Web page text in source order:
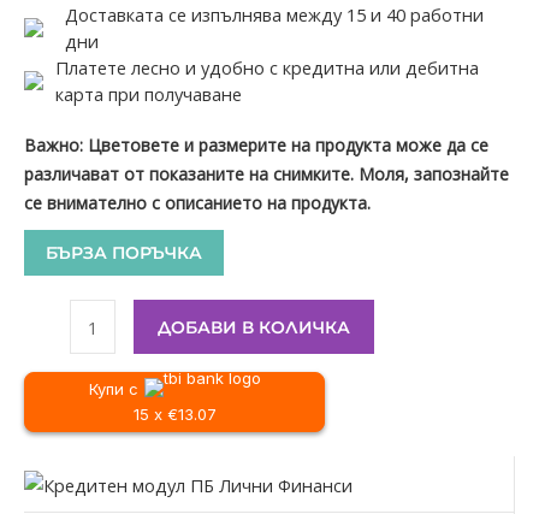
Доставката се изпълнява между 15 и 40 работни
дни
Платете лесно и удобно с кредитна или дебитна
карта при получаване
Важно: Цветовете и размерите на продукта може да се
различават от показаните на снимките. Моля, запознайте
се внимателно с описанието на продукта.
БЪРЗА ПОРЪЧКА
ДОБАВИ В КОЛИЧКА
Купи с
15 x €13.07